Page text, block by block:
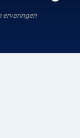
ervaringen